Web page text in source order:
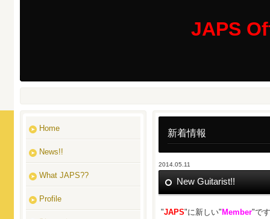
JAPS
新着情報
2014.05.11
New Guitarist!!
"JAPS"に新しい" Member"で
Home
News!!
What JAPS??
Profile